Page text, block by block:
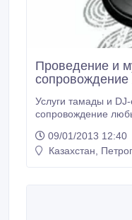
Проведение и
Услуги тамады и
сопровождение
ВЫЕЗД В РАЙОНЫ!
.87053209525 Татьяна, 87778965221
09/01/2013 12:40
Казахстан,